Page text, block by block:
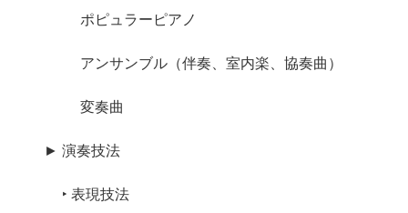
ポピュラーピアノ
アンサンブル（伴奏、室内楽、協奏曲）
変奏曲
► 演奏技法
‣ 表現技法